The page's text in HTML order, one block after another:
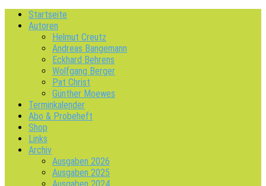
Startseite
Autoren
Helmut Creutz
Andreas Bangemann
Eckhard Behrens
Wolfgang Berger
Pat Christ
Günther Moewes
Terminkalender
Abo & Probeheft
Shop
Links
Archiv
Ausgaben 2026
Ausgaben 2025